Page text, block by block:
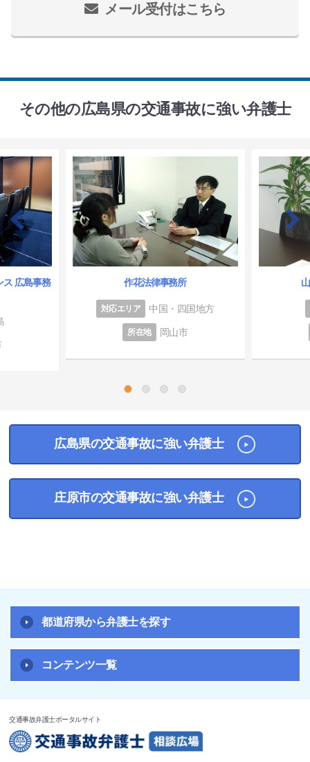
メール受付はこちら
その他の広島県の交通事故に強い弁護士
ス 広島事務 作花法律事務所
対応エリア 中国・四国地方
所在地 岡山市
広島県の交通事故に強い弁護士
庄原市の交通事故に強い弁護士
都道府県から弁護士を探す
コンテンツ一覧
交通事故弁護士ポータルサイト